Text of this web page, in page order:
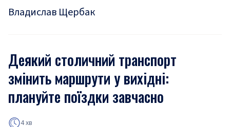
Владислав Щербак
Деякий столичний транспорт
змінить маршрути у вихідні:
плануйте поїздки завчасно
4 хв